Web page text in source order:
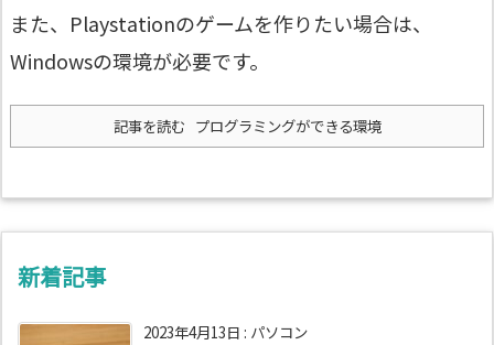
また、Playstationのゲームを作りたい場合は、
Windowsの環境が必要です。
記事を読む プログラミングができる環境
新着記事
2023年4月13日 : パソコン